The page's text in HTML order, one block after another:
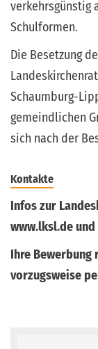
verkehrsgünstig
Schulformen.
Die Besetzung
Schaumburg-
gemeindlichen
sich nach der
Kontakte
Infos zur
www.lksl.de
Ihre Bewerbung
vorzugsweise